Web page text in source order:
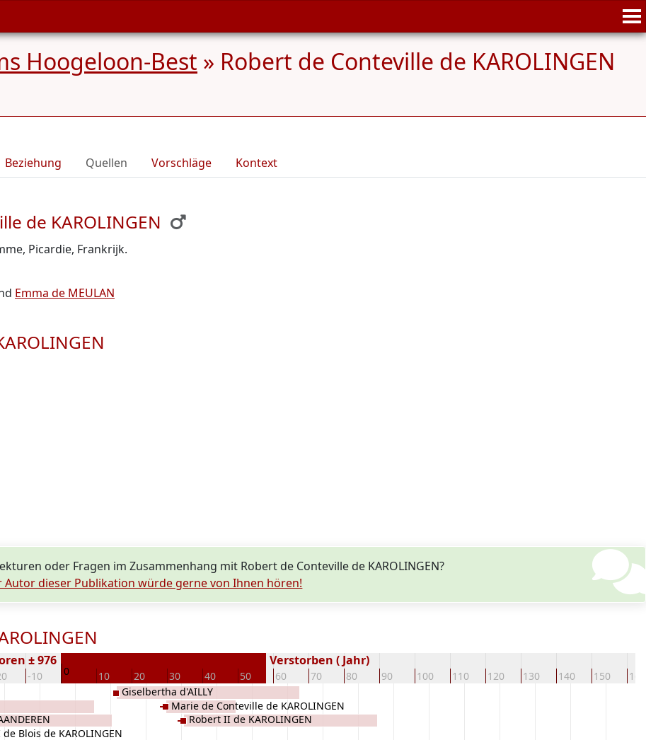
Hoogeloon-Best » Robert de Conteville de KAROLINGEN
Beziehung Quellen Vorschläge Kontext
de KAROLINGEN
Picardie, Frankrijk.
Emma de MEULAN
oder Fragen im Zusammenhang mit Robert de Conteville de KAROLINGEN?
Autor dieser Publikation würde gerne von Ihnen hören!
-10 0 10 20 30 40 50 60 70 80 90 100 110 120 130 140 150 160
± 976 Verstorben ( Jahr)
Blois de KAROLINGEN
Giselbertha d'AILLY
Marie de Conteville de KAROLINGEN
Robert II de KAROLINGEN